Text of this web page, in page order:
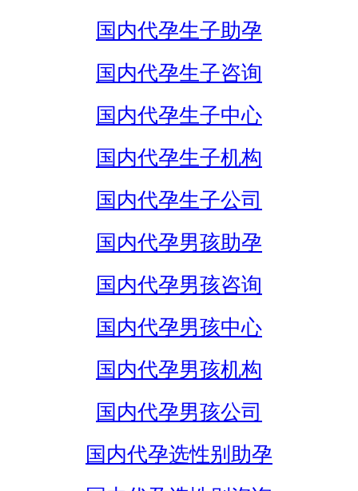
国内代孕生子助孕
国内代孕生子咨询
国内代孕生子中心
国内代孕生子机构
国内代孕生子公司
国内代孕男孩助孕
国内代孕男孩咨询
国内代孕男孩中心
国内代孕男孩机构
国内代孕男孩公司
国内代孕选性别助孕